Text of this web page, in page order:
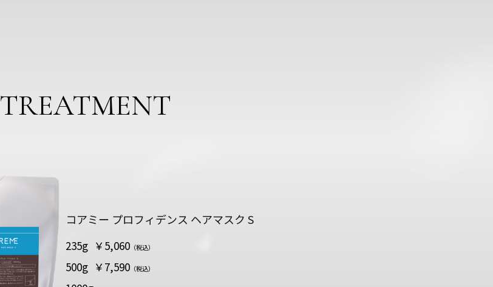
TREATMENT
コアミー プロフィデンス ヘアマスク S
235g ￥5,060 （税込）
500g ￥7,590 （税込）